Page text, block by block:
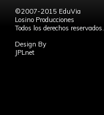
©2007-2015 EduVia
Losino Producciones
Todos los derechos reservados.
Design By
JPLnet